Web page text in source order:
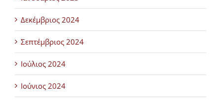
Δεκέμβριος 2024
Σεπτέμβριος 2024
Ιούλιος 2024
Ιούνιος 2024